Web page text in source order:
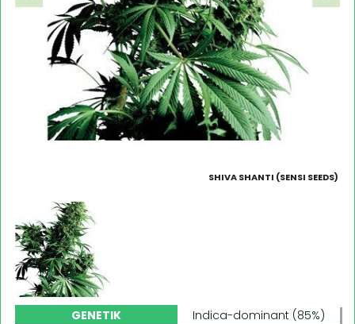
SHIVA SHANTI (SENSI SEEDS)
GENETIK Indica-dominant (85%)